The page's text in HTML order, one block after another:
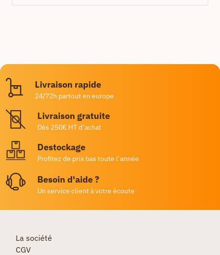
Livraison rapide
24/72h partout en europe
Livraison gratuite
Dès 250€ HT d’achat
Destockage
Profitez de prix bas toute l’année
Besoin d'aide ?
Un service client à votre écoute
La société
CGV